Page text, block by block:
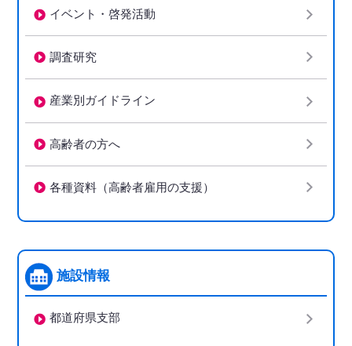
イベント・啓発活動
調査研究
産業別ガイドライン
高齢者の方へ
各種資料（高齢者雇用の支援）
施設情報
都道府県支部